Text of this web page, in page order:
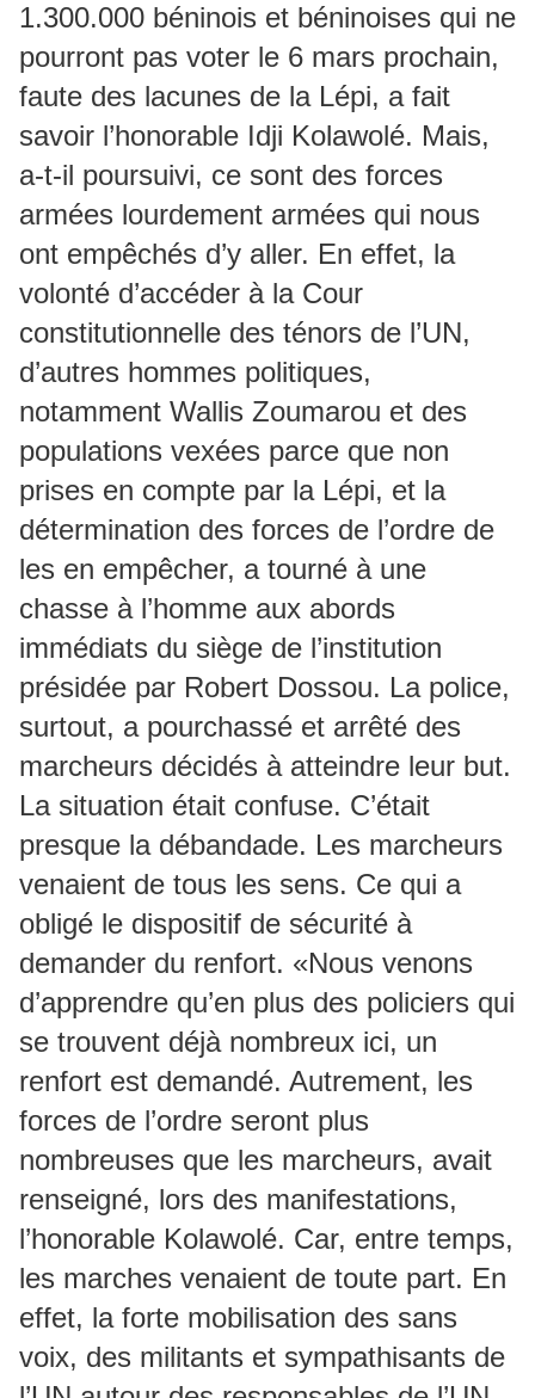
1.300.000 béninois et béninoises qui ne
pourront pas voter le 6 mars prochain,
faute des lacunes de la Lépi, a fait
savoir l’honorable Idji Kolawolé. Mais,
a-t-il poursuivi, ce sont des forces
armées lourdement armées qui nous
ont empêchés d’y aller. En effet, la
volonté d’accéder à la Cour
constitutionnelle des ténors de l’UN,
d’autres hommes politiques,
notamment Wallis Zoumarou et des
populations vexées parce que non
prises en compte par la Lépi, et la
détermination des forces de l’ordre de
les en empêcher, a tourné à une
chasse à l’homme aux abords
immédiats du siège de l’institution
présidée par Robert Dossou. La police,
surtout, a pourchassé et arrêté des
marcheurs décidés à atteindre leur but.
La situation était confuse. C’était
presque la débandade. Les marcheurs
venaient de tous les sens. Ce qui a
obligé le dispositif de sécurité à
demander du renfort. «Nous venons
d’apprendre qu’en plus des policiers qui
se trouvent déjà nombreux ici, un
renfort est demandé. Autrement, les
forces de l’ordre seront plus
nombreuses que les marcheurs, avait
renseigné, lors des manifestations,
l’honorable Kolawolé. Car, entre temps,
les marches venaient de toute part. En
effet, la forte mobilisation des sans
voix, des militants et sympathisants de